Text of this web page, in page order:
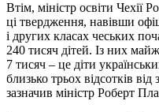
Втім, міністр освіти Чехії
ці твердження, навівши
і других класах чеських
240 тисяч дітей. Із них
7 тисяч – це діти
близько трьох відсотків від
зазначив міністр Роберт